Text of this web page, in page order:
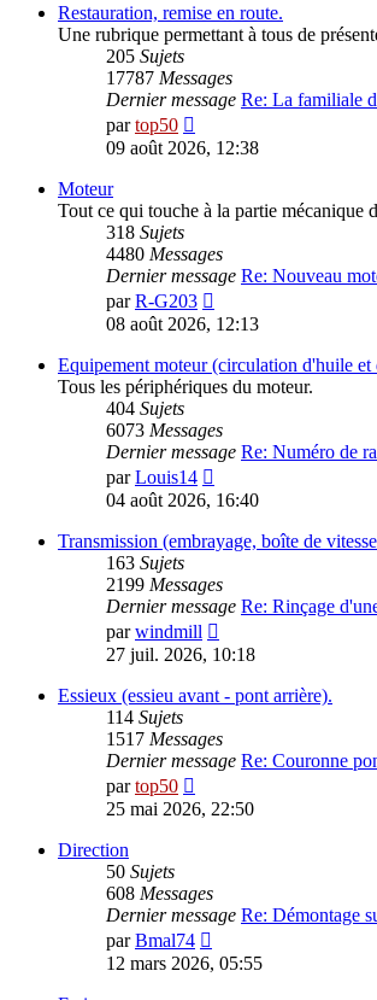
Restauration, remise en route.
Une rubrique permettant à tous de
205 Sujets
17787 Messages
Dernier message Re: La familiale
partop50
le
dernier
09 août 2026, 12:38
Moteur
Tout ce qui touche à la partie mécanique
318 Sujets
4480 Messages
Dernier message Re: Nouveau
parR-G203
le
message
08 août 2026, 12:13
Equipement moteur (circulation d'huile
Tous les périphériques du moteur.
404 Sujets
6073 Messages
Dernier message Re: Numéro de
parLouis14
le
message
04 août 2026, 16:40
Transmission (embrayage, boîte de
163 Sujets
2199 Messages
Dernier message Re: Rinçage
parwindmill
le
message
27 juil. 2026, 10:18
Essieux (essieu avant - pont arrière).
114 Sujets
1517 Messages
Dernier message Re: Couronne
partop50
le
dernier
25 mai 2026, 22:50
Direction
50 Sujets
608 Messages
Dernier message Re: Démontage
parBmal74
le
dernier
12 mars 2026, 05:55